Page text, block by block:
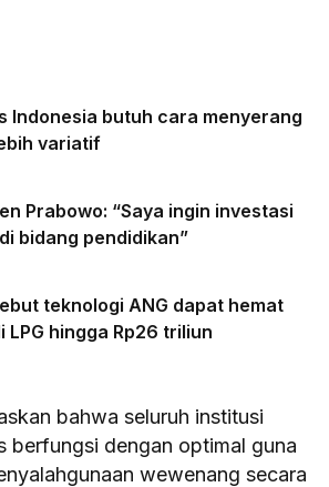
Indonesia butuh cara menyerang
variatif
Prabowo: “Saya ingin investasi
bidang pendidikan”
teknologi ANG dapat hemat
LPG hingga Rp26 triliun
bahwa seluruh institusi
berfungsi dengan optimal guna
wewenang secara